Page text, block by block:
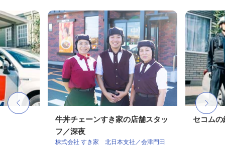
牛丼チェーンすき家の店舗スタッ
フ／深夜
株式会社 すき家 北日本支社／会津門田
セコムの